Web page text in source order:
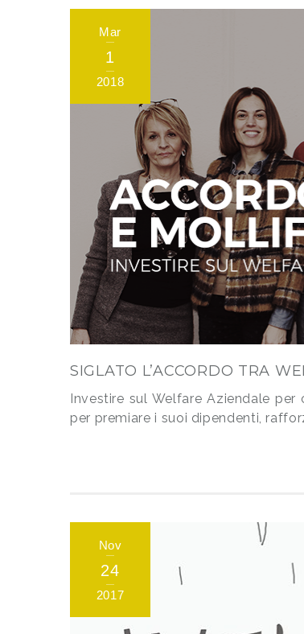
Mar
1
2018
SIGLATO L’ACCORDO TRA
Investire sul Welfare Aziendale
per premiare i suoi dipendenti,
Nov
24
2017